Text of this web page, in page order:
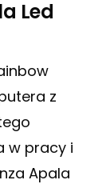
Led
z
w pracy i
Apala